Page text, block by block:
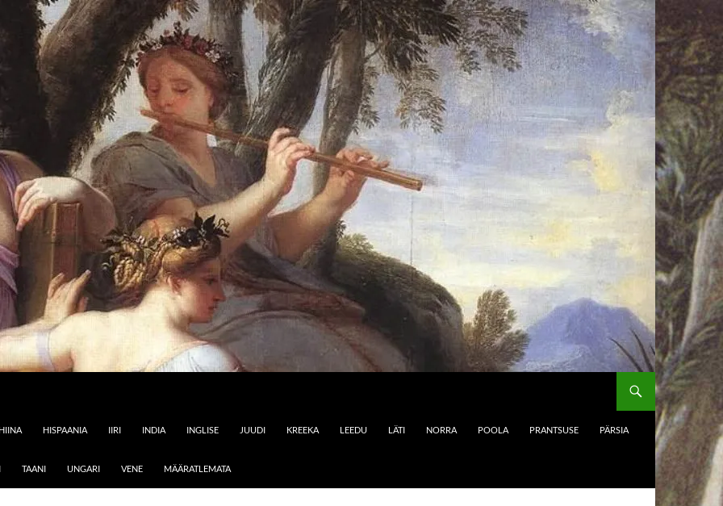
HIINA HISPAANIA IIRI INDIA INGLISE JUUDI KREEKA LEEDU LÄTI NORRA POOLA PRANTSUSE PÄRSIA
TAANI UNGARI VENE MÄÄRATLEMATA